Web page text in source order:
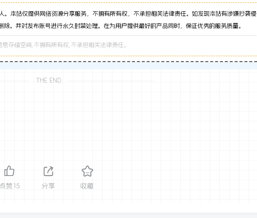
本站仅提供网络资源分享服务，不拥有所有权，不承担相关法律责任。如发现本站有涉嫌抄袭侵
除。并对发布账号进行永久封禁处理。在为用户提供最好的产品同时，保证优秀的服务质量。
息存储空间,不拥有所有权,不承担相关法律责任。
THE END
点赞 15 分享 收藏